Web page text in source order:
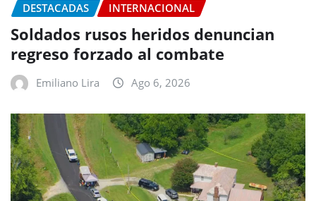
DESTACADAS INTERNACIONAL
Soldados rusos heridos denuncian
regreso forzado al combate
Emiliano Lira Ago 6, 2026